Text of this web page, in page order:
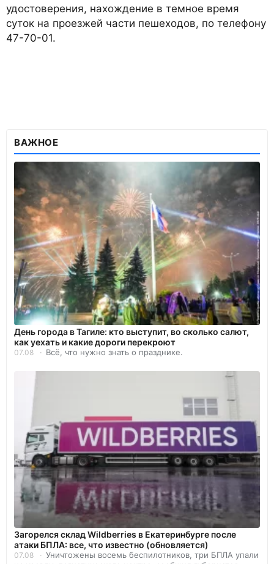
удостоверения, нахождение в темное время
суток на проезжей части пешеходов, по телефону
47-70-01.
ВАЖНОЕ
День города в Тагиле: кто выступит, во сколько салют,
как уехать и какие дороги перекроют
07.08 Всё, что нужно знать о празднике.
Загорелся склад Wildberries в Екатеринбурге после
атаки БПЛА: все, что известно (обновляется)
07.08
Уничтожены восемь беспилотников, три БПЛА упали